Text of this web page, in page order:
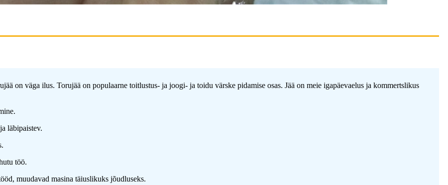
on väga ilus. Torujää on populaarne toitlustus- ja joogi- ja toidu värske pidamise osas. Jää on meie igapäevaelus ja kommertslikus
läbipaistev.
töö.
muudavad masina täiuslikuks jõudluseks.